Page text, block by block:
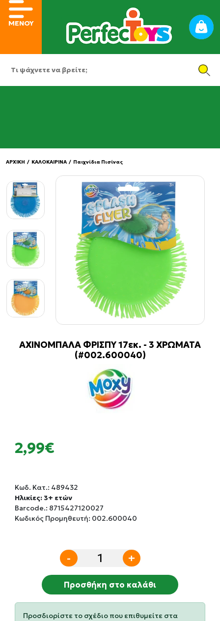
ΜΕΝΟΥ
ΑΡΧΙΚΗ / ΚΑΛΟΚΑΙΡΙΝΑ / Παιχνίδια Πισίνας
ΑΧΙΝΟΜΠΑΛΑ ΦΡΙΣΠΥ 17εκ. - 3 ΧΡΩΜΑΤΑ
(#002.600040)
2,99€
Κωδ. Κατ.: 489432
Ηλικίες: 3+ ετών
Barcode.: 8715427120027
Κωδικός Προμηθευτή: 002.600040
- +
Προσθήκη στο καλάθι
Προσδιορίστε το σχέδιο που επιθυμείτε στα